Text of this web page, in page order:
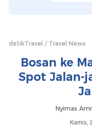
detikTravel Travel News
Bosan ke
Spot Jalan-
Nyimas
Kamis,